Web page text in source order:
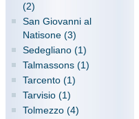
(2)
San Giovanni al
Natisone (3)
Sedegliano (1)
Talmassons (1)
Tarcento (1)
Tarvisio (1)
Tolmezzo (4)